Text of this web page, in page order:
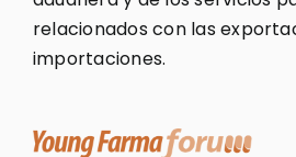
relacionados con las
importaciones.